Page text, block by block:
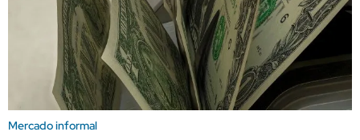
Mercado informal